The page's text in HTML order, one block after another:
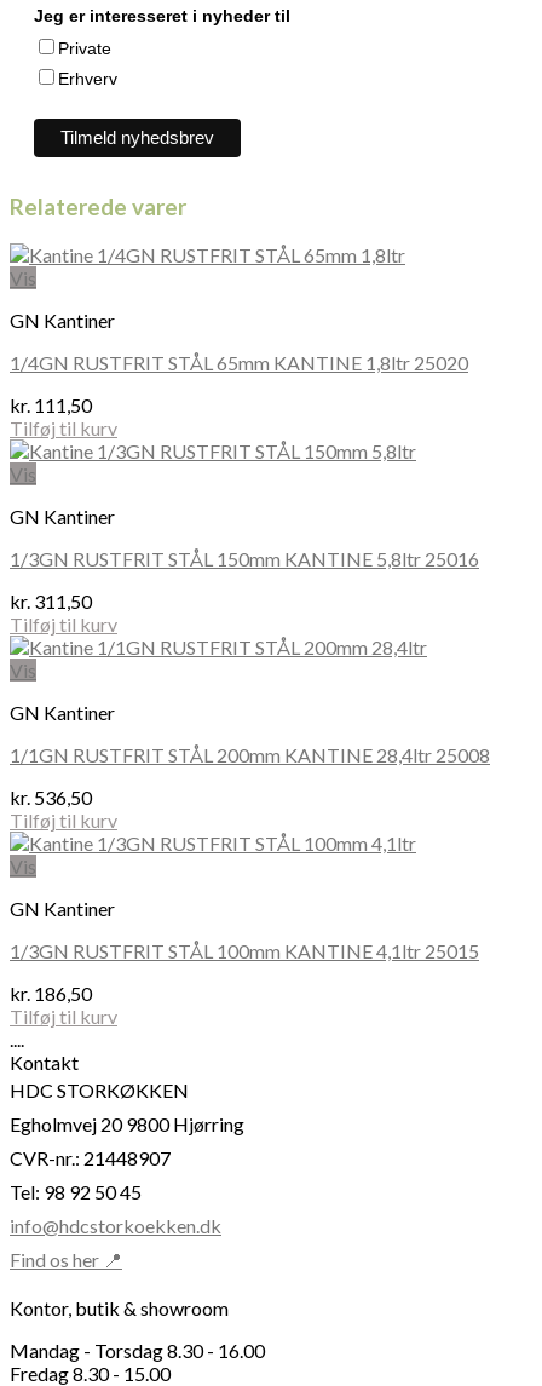
Jeg er interesseret i nyheder til
Private
Erhverv
Relaterede varer
Vis
GN Kantiner
1/4GN RUSTFRIT STÅL 65mm KANTINE 1,8ltr 25020
kr. 111,50
Tilføj til kurv
Vis
GN Kantiner
1/3GN RUSTFRIT STÅL 150mm KANTINE 5,8ltr 25016
kr. 311,50
Tilføj til kurv
Vis
GN Kantiner
1/1GN RUSTFRIT STÅL 200mm KANTINE 28,4ltr 25008
kr. 536,50
Tilføj til kurv
Vis
GN Kantiner
1/3GN RUSTFRIT STÅL 100mm KANTINE 4,1ltr 25015
kr. 186,50
Tilføj til kurv
....
Kontakt
HDC STORKØKKEN
Egholmvej 20 9800 Hjørring
CVR-nr.: 21448907
Tel: 98 92 50 45
info@hdcstorkoekken.dk
Find os her 📍
Kontor, butik & showroom
Mandag - Torsdag 8.30 - 16.00
Fredag 8.30 - 15.00